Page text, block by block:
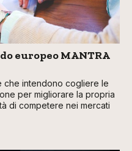
europeo MANTRA
che intendono cogliere le
per migliorare la propria
di competere nei mercati